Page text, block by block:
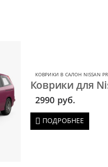
КОВРИКИ В САЛОН NISSAN
Коврики для
2990 руб.
ПОДРОБНЕЕ